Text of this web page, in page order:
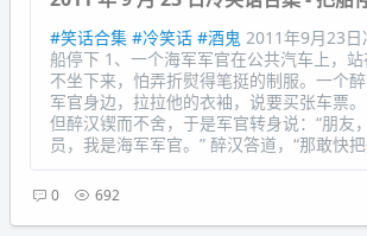
#笑话合集 #冷笑话 #酒鬼 2011年9月23
船停下 1、一个海军军官在公共汽车上，
不坐下来，怕弄折熨得笔挺的制服。一个
军官身边，拉拉他的衣袖，说要买张车票。
但醉汉锲而不舍，于是军官转身说：“朋友
员，我是海军军官。” 醉汉答道，“那敢快
0 692